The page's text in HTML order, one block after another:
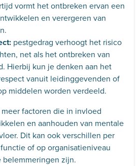
vormt het ontbreken ervan een
en verergeren van
pestgedrag verhoogt het risico
net als het ontbreken van
Hierbij kun je denken aan het
vanuit leidinggevenden of
middelen worden verdeeld.
factoren die in invloed
en aanhouden van mentale
Dit kan ook verschillen per
of op organisatieniveau
zijn.